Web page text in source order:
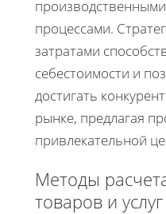
процессами.
затратами
себестоимости и
достигать
рынке, предлагая
привлекательной
Методы
товаров и услуг